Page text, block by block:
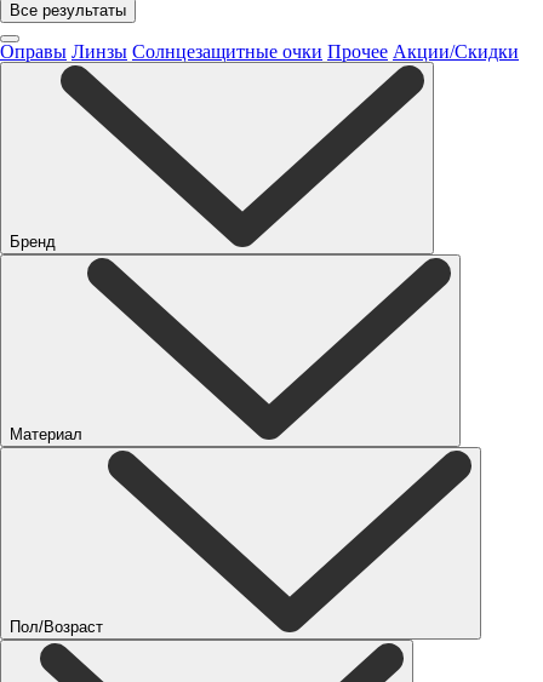
Все результаты
Оправы Линзы Солнцезащитные очки Прочее Акции/Скидки
Бренд
Материал
Пол/Возраст